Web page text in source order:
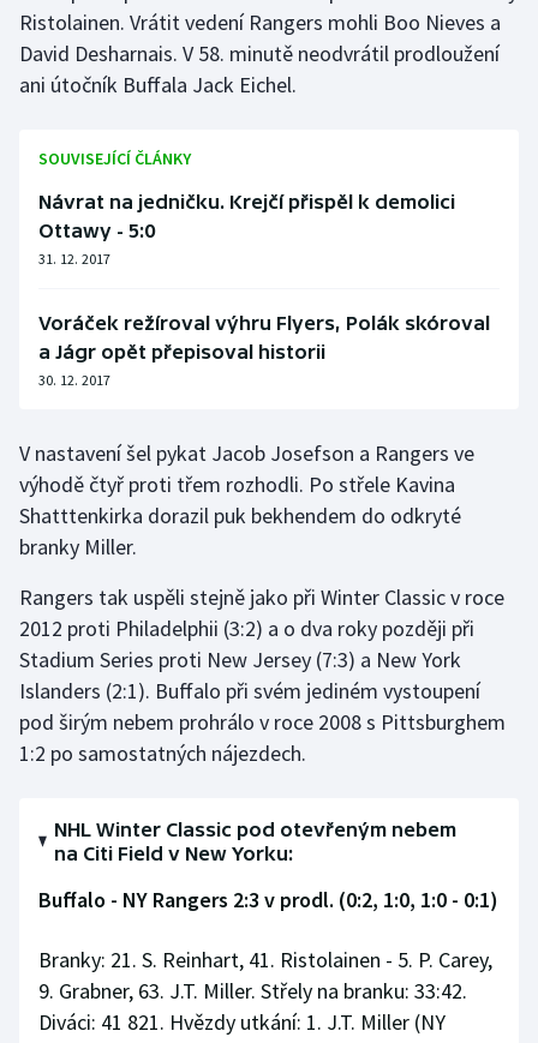
Stolní tenis
Triatlon
Vodní slalom
Volejbal
Ristolainen. Vrátit vedení Rangers mohli Boo Nieves a
David Desharnais. V 58. minutě neodvrátil prodloužení
ani útočník Buffala Jack Eichel.
SOUVISEJÍCÍ ČLÁNKY
Návrat na jedničku. Krejčí přispěl k demolici
Ottawy - 5:0
31. 12. 2017
Voráček režíroval výhru Flyers, Polák skóroval
a Jágr opět přepisoval historii
30. 12. 2017
V nastavení šel pykat Jacob Josefson a Rangers ve
výhodě čtyř proti třem rozhodli. Po střele Kavina
Shatttenkirka dorazil puk bekhendem do odkryté
branky Miller.
Rangers tak uspěli stejně jako při Winter Classic v roce
2012 proti Philadelphii (3:2) a o dva roky později při
Stadium Series proti New Jersey (7:3) a New York
Islanders (2:1). Buffalo při svém jediném vystoupení
pod širým nebem prohrálo v roce 2008 s Pittsburghem
1:2 po samostatných nájezdech.
NHL Winter Classic pod otevřeným nebem
na Citi Field v New Yorku:
Buffalo - NY Rangers 2:3 v prodl. (0:2, 1:0, 1:0 - 0:1)
Branky: 21. S. Reinhart, 41. Ristolainen - 5. P. Carey,
9. Grabner, 63. J.T. Miller. Střely na branku: 33:42.
Diváci: 41 821. Hvězdy utkání: 1. J.T. Miller (NY